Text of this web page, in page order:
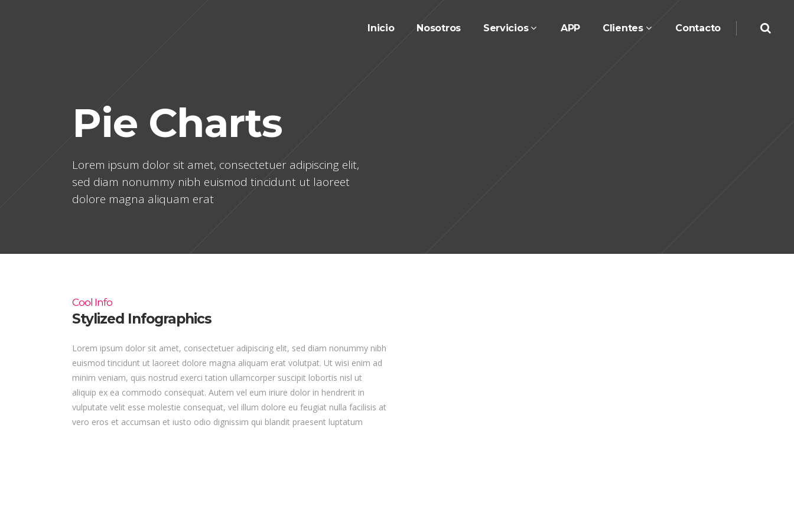
Inicio Nosotros Servicios APP Clientes Contacto
Pie Charts
Lorem ipsum dolor sit amet, consectetuer adipiscing elit,
sed diam nonummy nibh euismod tincidunt ut laoreet
dolore magna aliquam erat
Cool Info
Stylized Infographics
Lorem ipsum dolor sit amet, consectetuer adipiscing elit, sed diam nonummy nibh
euismod tincidunt ut laoreet dolore magna aliquam erat volutpat. Ut wisi enim ad
minim veniam, quis nostrud exerci tation ullamcorper suscipit lobortis nisl ut
aliquip ex ea commodo consequat. Autem vel eum iriure dolor in hendrerit in
vulputate velit esse molestie consequat, vel illum dolore eu feugiat nulla facilisis at
vero eros et accumsan et iusto odio dignissim qui blandit praesent luptatum